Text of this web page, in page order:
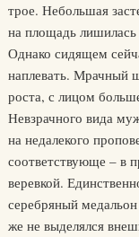
трое. Небольшая
на площадь
Однако сидящем
наплевать. Мрачный
роста, с лицом
Невзрачного вида
на недалекого
соответствующе – в
веревкой.
серебряный
же не выделялся